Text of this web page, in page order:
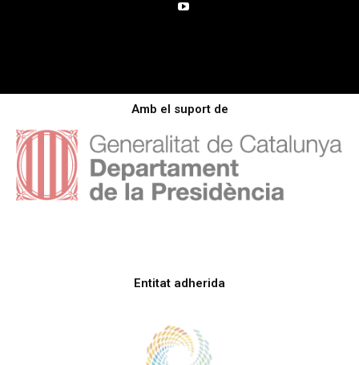
Amb el suport de
Entitat adherida